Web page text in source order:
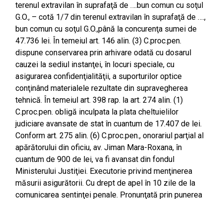
terenul extravilan în suprafaţă de ….bun comun cu soţul
G.O., – cotă 1/7 din terenul extravilan în suprafaţă de ….,
bun comun cu soţul G.O.,până la concurenţa sumei de
47.736 lei. În temeiul art. 146 alin. (3) C.proc.pen.
dispune conservarea prin arhivare odată cu dosarul
cauzei la sediul instanţei, în locuri speciale, cu
asigurarea confidenţialităţii, a suporturilor optice
conţinând materialele rezultate din supravegherea
tehnică. În temeiul art. 398 rap. la art. 274 alin. (1)
C.proc.pen. obligă inculpata la plata cheltuielilor
judiciare avansate de stat în cuantum de 17.407 de lei.
Conform art. 275 alin. (6) C.proc.pen., onorariul parţial al
apărătorului din oficiu, av. Jiman Mara-Roxana, în
cuantum de 900 de lei, va fi avansat din fondul
Ministerului Justiţiei. Executorie privind menţinerea
măsurii asigurătorii. Cu drept de apel în 10 zile de la
comunicarea sentinţei penale. Pronunţată prin punerea